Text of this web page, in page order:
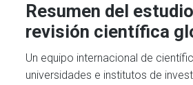
Resumen del
revisión científica
Un equipo internacional de
universidades e institutos de